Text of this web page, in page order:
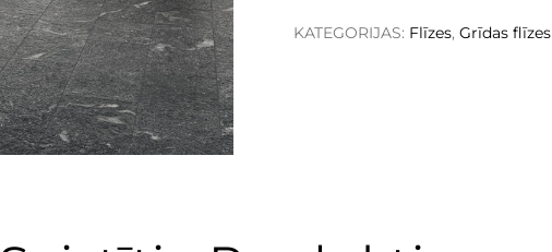
KATEGORIJAS: Flīzes,Grīdas flīzes